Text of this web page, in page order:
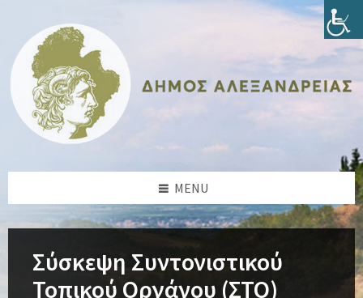
content
sidebar
sidebar
footer
MENU
Σύσκεψη Συντονιστικού
Τοπικού Οργάνου (ΣΤΟ)